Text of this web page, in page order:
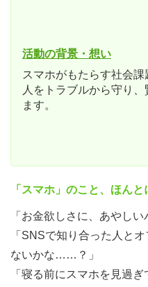
活動の背景・想い
スマホがもたらす社会
人をトラブルから守り
ます。
「スマホ」のこと、ほん
「お金欲しさに、あやし
「SNSで知り合った人と
ないかな……？」
「寝る前にスマホを見過